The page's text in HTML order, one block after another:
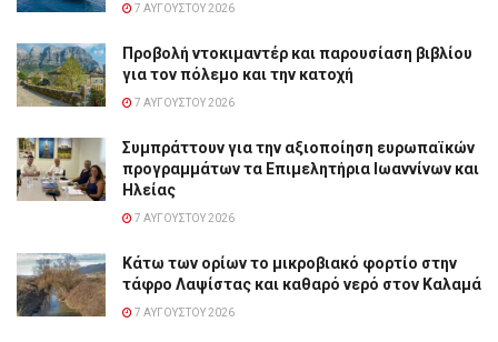
7 ΑΥΓΟΎΣΤΟΥ 2026
Προβολή ντοκιμαντέρ και παρουσίαση βιβλίου
για τον πόλεμο και την κατοχή
7 ΑΥΓΟΎΣΤΟΥ 2026
Συμπράττουν για την αξιοποίηση ευρωπαϊκών
προγραμμάτων τα Επιμελητήρια Ιωαννίνων και
Ηλείας
7 ΑΥΓΟΎΣΤΟΥ 2026
Κάτω των ορίων το μικροβιακό φορτίο στην
τάφρο Λαψίστας και καθαρό νερό στον Καλαμά
7 ΑΥΓΟΎΣΤΟΥ 2026